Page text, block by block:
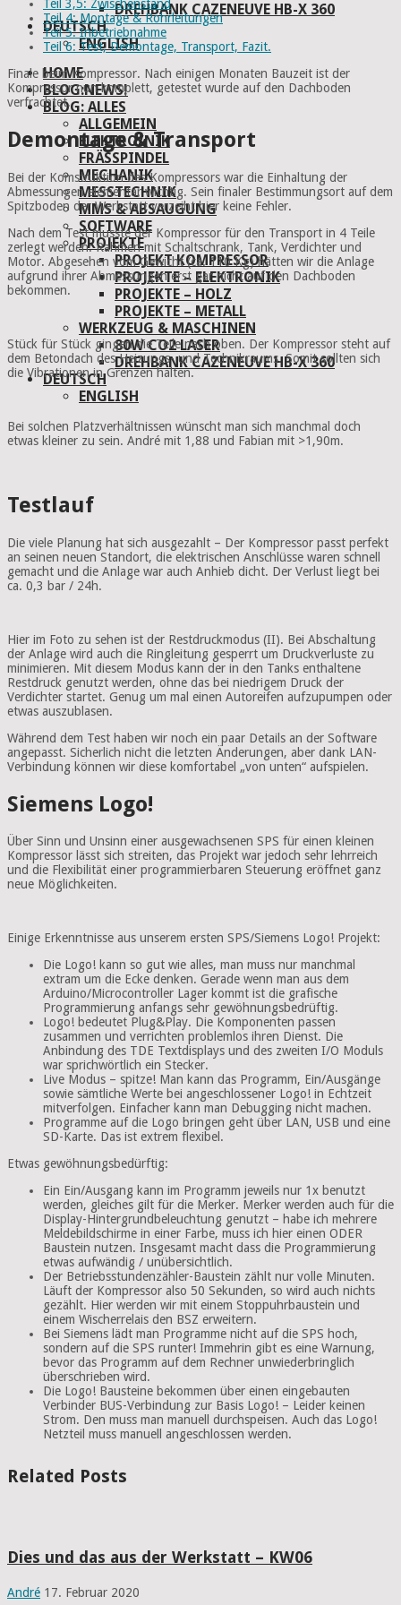
DREHBANK CAZENEUVE HB-X 360
DEUTSCH
ENGLISH
HOME
BLOG:NEWS!
BLOG: ALLES
ALLGEMEIN
ELEKTRO/NIK
FRÄSSPINDEL
MECHANIK
MESSTECHNIK
MMS & ABSAUGUNG
SOFTWARE
PROJEKTE
PROJEKT KOMPRESSOR
PROJEKTE – ELEKTRONIK
PROJEKTE – HOLZ
PROJEKTE – METALL
WERKZEUG & MASCHINEN
80W CO2 LASER
DREHBANK CAZENEUVE HB-X 360
DEUTSCH
ENGLISH
Teil 3,5: Zwischenstand
Teil 4: Montage & Rohrleitungen
Teil 5: Inbetriebnahme
Teil 6: Test, Demontage, Transport, Fazit.
Finale beim Kompressor. Nach einigen Monaten Bauzeit ist der
Kompressor nun komplett, getestet wurde auf den Dachboden
verfrachtet.
Demontage & Transport
Bei der Komstruktion des Kompressors war die Einhaltung der
Abmessungen elementar wichtig. Sein finaler Bestimmungsort auf dem
Spitzboden der Werkstatt verzeiht hier keine Fehler.
Nach dem Test musste der Kompressor für den Transport in 4 Teile
zerlegt werden: Rahmen mit Schaltschrank, Tank, Verdichter und
Motor. Abgesehen vom Gewicht (ca. 110 Kg) hätten wir die Anlage
aufgrund ihrer Abmessungen erst gar nicht auf den Dachboden
bekommen.
Stück für Stück gingen die Teile nach oben. Der Kompressor steht auf
dem Betondach des Heizungs- und Technikraums. Somit sollten sich
die Vibrationen in Grenzen halten.
Bei solchen Platzverhältnissen wünscht man sich manchmal doch
etwas kleiner zu sein. André mit 1,88 und Fabian mit >1,90m.
Testlauf
Die viele Planung hat sich ausgezahlt – Der Kompressor passt perfekt
an seinen neuen Standort, die elektrischen Anschlüsse waren schnell
gemacht und die Anlage war auch Anhieb dicht. Der Verlust liegt bei
ca. 0,3 bar / 24h.
Hier im Foto zu sehen ist der Restdruckmodus (II). Bei Abschaltung
der Anlage wird auch die Ringleitung gesperrt um Druckverluste zu
minimieren. Mit diesem Modus kann der in den Tanks enthaltene
Restdruck genutzt werden, ohne das bei niedrigem Druck der
Verdichter startet. Genug um mal einen Autoreifen aufzupumpen oder
etwas auszublasen.
Während dem Test haben wir noch ein paar Details an der Software
angepasst. Sicherlich nicht die letzten Änderungen, aber dank LAN-
Verbindung können wir diese komfortabel „von unten“ aufspielen.
Siemens Logo!
Über Sinn und Unsinn einer ausgewachsenen SPS für einen kleinen
Kompressor lässt sich streiten, das Projekt war jedoch sehr lehrreich
und die Flexibilität einer programmierbaren Steuerung eröffnet ganz
neue Möglichkeiten.
Einige Erkenntnisse aus unserem ersten SPS/Siemens Logo! Projekt:
Die Logo! kann so gut wie alles, man muss nur manchmal
extram um die Ecke denken. Gerade wenn man aus dem
Arduino/Microcontroller Lager kommt ist die grafische
Programmierung anfangs sehr gewöhnungsbedrüftig.
Logo! bedeutet Plug&Play. Die Komponenten passen
zusammen und verrichten problemlos ihren Dienst. Die
Anbindung des TDE Textdisplays und des zweiten I/O Moduls
war sprichwörtlich ein Stecker.
Live Modus – spitze! Man kann das Programm, Ein/Ausgänge
sowie sämtliche Werte bei angeschlossener Logo! in Echtzeit
mitverfolgen. Einfacher kann man Debugging nicht machen.
Programme auf die Logo bringen geht über LAN, USB und eine
SD-Karte. Das ist extrem flexibel.
Etwas gewöhnungsbedürftig:
Ein Ein/Ausgang kann im Programm jeweils nur 1x benutzt
werden, gleiches gilt für die Merker. Merker werden auch für die
Display-Hintergrundbeleuchtung genutzt – habe ich mehrere
Meldebildschirme in einer Farbe, muss ich hier einen ODER
Baustein nutzen. Insgesamt macht dass die Programmierung
etwas aufwändig / unübersichtlich.
Der Betriebsstundenzähler-Baustein zählt nur volle Minuten.
Läuft der Kompressor also 50 Sekunden, so wird auch nichts
gezählt. Hier werden wir mit einem Stoppuhrbaustein und
einem Wischerrelais den BSZ erweitern.
Bei Siemens lädt man Programme nicht auf die SPS hoch,
sondern auf die SPS runter! Immehrin gibt es eine Warnung,
bevor das Programm auf dem Rechner unwiederbringlich
überschrieben wird.
Die Logo! Bausteine bekommen über einen eingebauten
Verbinder BUS-Verbindung zur Basis Logo! – Leider keinen
Strom. Den muss man manuell durchspeisen. Auch das Logo!
Netzteil muss manuell angeschlossen werden.
Related Posts
Dies und das aus der Werkstatt – KW06
André 17. Februar 2020